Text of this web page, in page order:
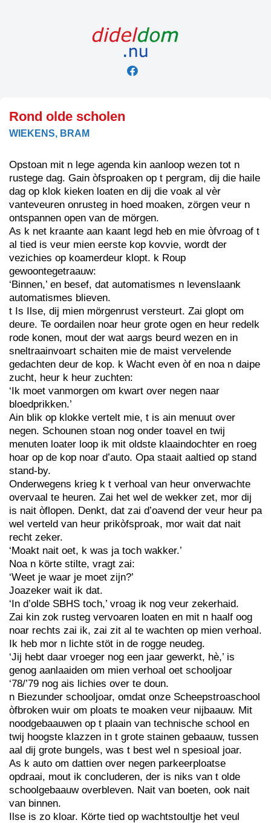
Rond olde scholen
WIEKENS, BRAM
Opstoan mit n lege agenda kin aanloop wezen tot n
rustege dag. Gain òfsproaken op t pergram, dij die haile
dag op klok kieken loaten en dij die voak al vèr
vanteveuren onrusteg in hoed moaken, zörgen veur n
ontspannen open van de mörgen.
As k net kraante aan kaant legd heb en mie òfvroag of t
al tied is veur mien eerste kop kovvie, wordt der
vezichies op koamerdeur klopt. k Roup
gewoontegetraauw:
‘Binnen,’ en besef, dat automatismes n levenslaank
automatismes blieven.
t Is Ilse, dij mien mörgenrust versteurt. Zai glopt om
deure. Te oordailen noar heur grote ogen en heur redelk
rode konen, mout der wat aargs beurd wezen en in
sneltraainvoart schaiten mie de maist vervelende
gedachten deur de kop. k Wacht even òf en noa n daipe
zucht, heur k heur zuchten:
‘Ik moet vanmorgen om kwart over negen naar
bloedprikken.’
Ain blik op klokke vertelt mie, t is ain menuut over
negen. Schounen stoan nog onder toavel en twij
menuten loater loop ik mit oldste klaaindochter en roeg
hoar op de kop noar d’auto. Opa staait aaltied op stand
stand-by.
Onderwegens krieg k t verhoal van heur onverwachte
overvaal te heuren. Zai het wel de wekker zet, mor dij
is nait òflopen. Denkt, dat zai d’oavend der veur heur pa
wel verteld van heur prikòfsproak, mor wait dat nait
recht zeker.
‘Moakt nait oet, k was ja toch wakker.’
Noa n körte stilte, vragt zai:
‘Weet je waar je moet zijn?’
Joazeker wait ik dat.
‘In d’olde SBHS toch,’ vroag ik nog veur zekerhaid.
Zai kin zok rusteg vervoaren loaten en mit n haalf oog
noar rechts zai ik, zai zit al te wachten op mien verhoal.
Ik heb mor n lichte stöt in de rogge neudeg.
‘Jij hebt daar vroeger nog een jaar gewerkt, hè,’ is
genog aanlaaiden om mien verhoal oet schooljoar
‘78/’79 nog ais lichies over te doun.
n Biezunder schooljoar, omdat onze Scheepstroaschool
òfbroken wuir om ploats te moaken veur nijbaauw. Mit
noodgebaauwen op t plaain van technische school en
twij hoogste klazzen in t grote stainen gebaauw, tussen
aal dij grote bungels, was t best wel n spesioal joar.
As k auto om dattien over negen parkeerploatse
opdraai, mout ik concluderen, der is niks van t olde
schoolgebaauw overbleven. Nait van boeten, ook nait
van binnen.
Ilse is zo kloar. Körte tied op wachtstoultje het veul